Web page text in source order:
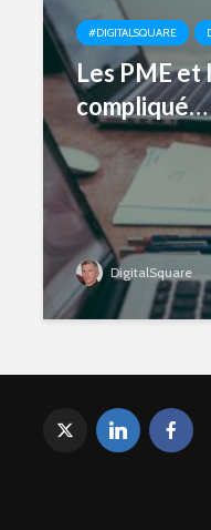
#DIGITALSQUARE
Les PME et
compliqué…
DigitalSquare